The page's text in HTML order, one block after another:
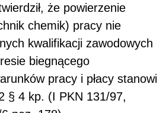
że powierzenie
chemik) pracy nie
kwalifikacji zawodowych
biegnącego
pracy i płacy stanowi
§ 4 kp. (I PKN 131/97,